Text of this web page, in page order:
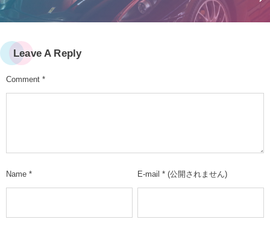
Leave A Reply
Comment *
Name * E-mail * (公開されません)